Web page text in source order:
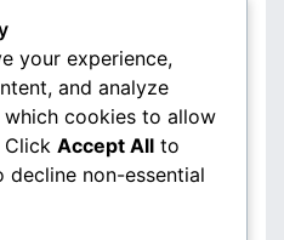
supporto per
di cui hai bisogno.
online
sono eccellenti risorse
Elden Ring. Molti siti web
your experience,
and analyze
cookies to allow
Click Accept All to
decline non-essential